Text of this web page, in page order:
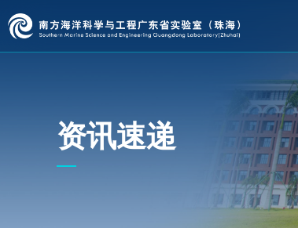
资讯速递